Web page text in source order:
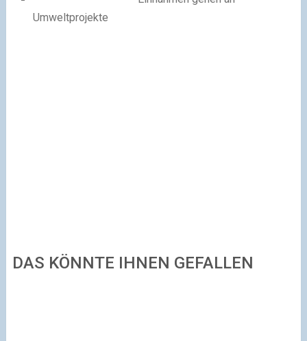
Umweltprojekte
DAS KÖNNTE IHNEN GEFALLEN